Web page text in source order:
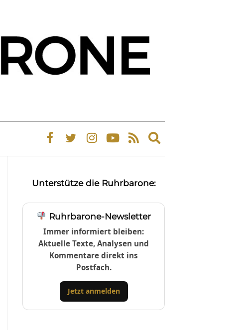
Expand
search
Unterstütze die Ruhrbarone:
Ruhrbarone-Newsletter
Immer informiert bleiben:
Aktuelle Texte, Analysen und
Kommentare direkt ins
Postfach.
Jetzt anmelden